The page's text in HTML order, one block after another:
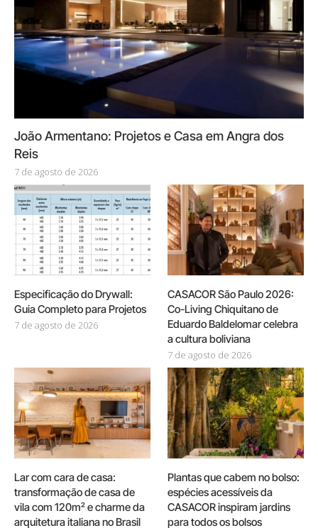
João Armentano: Projetos e Casa em Angra dos
Reis
7 de agosto de 2026
Especificação do Drywall:
Guia Completo para Projetos
7 de agosto de 2026
CASACOR São Paulo 2026:
Co-Living Chiquitano de
Eduardo Baldelomar celebra
a cultura boliviana
7 de agosto de 2026
Lar com cara de casa:
transformação de casa de
vila com 120m² e charme da
arquitetura italiana no Brasil
Plantas que cabem no bolso:
espécies acessíveis da
CASACOR inspiram jardins
para todos os bolsos